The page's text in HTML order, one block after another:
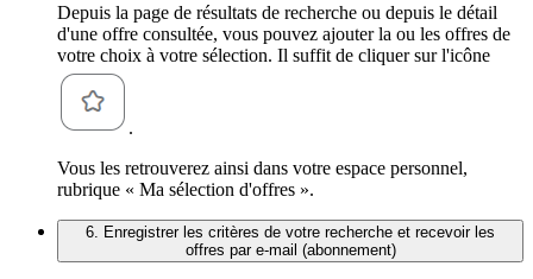
Depuis la page de résultats de recherche ou depuis le détail
d'une offre consultée, vous pouvez ajouter la ou les offres de
votre choix à votre sélection. Il suffit de cliquer sur l'icône
.
Vous les retrouverez ainsi dans votre espace personnel,
rubrique « Ma sélection d'offres ».
6. Enregistrer les critères de votre recherche et recevoir les
offres par e-mail (abonnement)